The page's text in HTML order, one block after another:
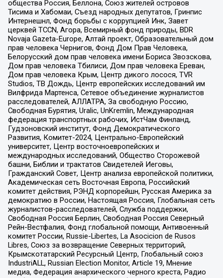
общества Россия, Беллона, Союз жителей островов
Тисима и Хабомаи, Съезд народных депутатов, Гринпис
Интернешнл, Фонд борьбы с коррупцией Инк, Завет
церквей TCCN, Агора, Всемирный фонд природы, BDR
Novaja Gazeta-Europe, Алтай проект, Образовательный дом
прав человека Чернигов, Фонд Дом Прав Человека,
Белорусский дом прав человека имени Бориса Звозскова,
Дом прав человека Тбилиси, Дом прав человека Ереван,
Дом прав человека Крым, Центр дикого лосося, TVR
Studios, ТВ Дождь, Центр европейских исследований им
Вилфрида Мартенса, Сетевое объединение журналистов
расследователей, АЛЛАТРА, За свободную Россию,
Свободная Бурятия, Uralic, UnKremlin, Международная
федерация транспортных рабочих, ИстЧам Финланд,
Гудзоновский институт, Фонд Демократического
Развития, Комитет-2024, Центрально-Европейский
университет, Центр восточноевропейских и
международных исследований, Общество Сторожевой
башни, Библии и трактатов Свидетелей Иеговы,
Гражданский Совет, Центр анализа европейской политики,
Академическая сеть Восточная Европа, Российский
комитет действия, РЭНД корпорейшн, Русская Америка за
демократию в России, Настоящая Россия, Глобальная сеть
журналистов-расследователей, Служба поддержки,
Свободная Россия Берлин, Свободная Россия Северный
Рейн-Вестфалия, Фонд глобальной помощи, Антивоенный
комитет России, Russie-Libertes, La Asocicion de Rusos
Libres, Союз за возвращение Северных территорий,
Крымскотатарский Ресурсный Центр, Глобальный союз
IndustriALL, Russian Election Monitor, Article 19, Мнение
медиа, Федерация анархического черного креста, Радио